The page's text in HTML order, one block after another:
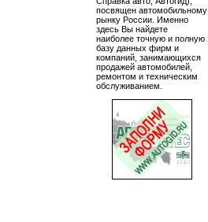
посвящен автомобильному
рынку России. Именно
здесь Вы найдете
наиболее точную и полную
базу данных фирм и
компаний, занимающихся
продажей автомобилей,
ремонтом и техническим
обслуживанием.